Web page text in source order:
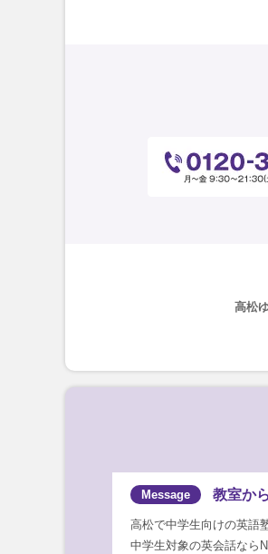
高松
教室か
高松で中学生向けの英語
中学生対象の英会話なら